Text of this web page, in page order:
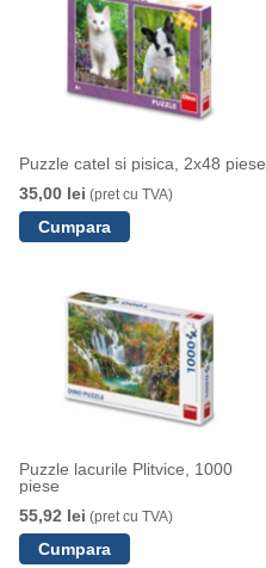
Puzzle catel si pisica, 2x48 piese
35,00 lei (pret cu TVA)
Puzzle lacurile Plitvice, 1000
piese
55,92 lei (pret cu TVA)